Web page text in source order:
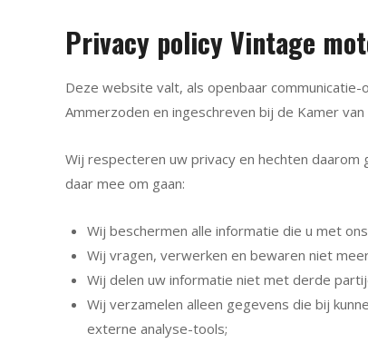
Privacy policy Vintage
Deze website valt, als openbaar
Ammerzoden en ingeschreven bij de Kamer
Wij respecteren uw privacy en hechten
daar mee om gaan:
Wij beschermen alle informatie die u met
Wij vragen, verwerken en bewaren niet
Wij delen uw informatie niet met derde
Wij verzamelen alleen gegevens die bij
externe analyse-tools;